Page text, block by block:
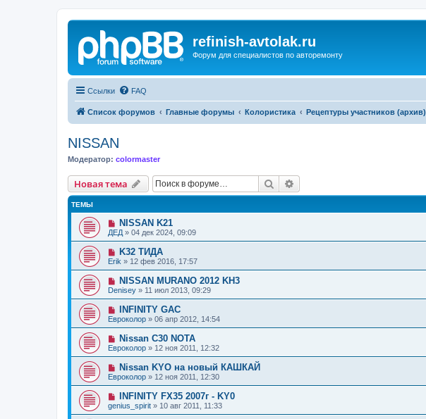
refinish-avtolak.ru
Форум для специалистов по авторемонту
Ссылки FAQ
Список форумов Главные форумы Колористика Рецептуры участников (архив)
NISSAN
Модератор: colormaster
Новая тема Поиск
ТЕМЫ
NISSAN K21
ДЕД » 04 дек 2024, 09:09
K32 ТИДА
Erik » 12 фев 2016, 17:57
NISSAN MURANO 2012 KH3
Denisey » 11 июл 2013, 09:29
INFINITY GAC
Евроколор » 06 апр 2012, 14:54
Nissan С30 NOTA
Евроколор » 12 ноя 2011, 12:32
Nissan KYO на новый КАШКАЙ
Евроколор » 12 ноя 2011, 12:30
INFINITY FX35 2007г - KY0
genius_spirit » 10 авг 2011, 11:33